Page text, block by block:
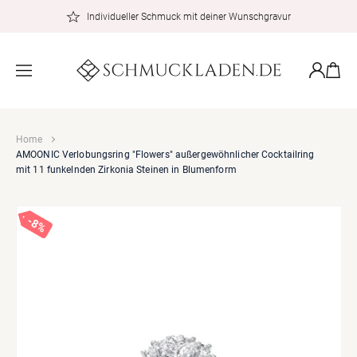
Individueller Schmuck mit deiner Wunschgravur
Home
AMOONIC Verlobungsring "Flowers" außergewöhnlicher Cocktailring
mit 11 funkelnden Zirkonia Steinen in Blumenform
8%